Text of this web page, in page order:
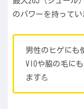
のパワーを持ってい
男性のヒゲにも
VIOや脇の毛に
ます💪